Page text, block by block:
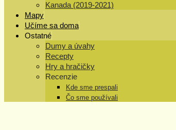
Kanada (2019-2021)
Mapy
Učíme sa doma
Ostatné
Dumy a úvahy
Recepty
Hry a hračičky
Recenzie
Kde sme prespali
Čo sme používali